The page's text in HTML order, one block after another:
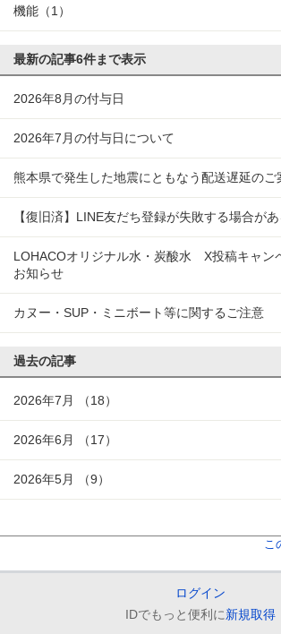
機能 （1）
最新の記事6件まで表示
2026年8月の付与日
2026年7月の付与日について
熊本県で発生した地震にともなう配送遅延のご
【復旧済】LINE友だち登録が失敗する場合があ
LOHACOオリジナル水・炭酸水 X投稿キャ
お知らせ
カヌー・SUP・ミニボート等に関するご注意
過去の記事
2026年7月 （18）
2026年6月 （17）
2026年5月 （9）
こ
ログイン
IDでもっと便利に新規取得